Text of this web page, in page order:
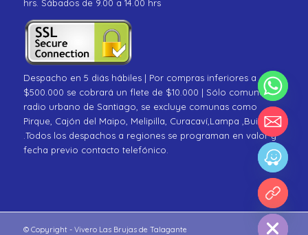
hrs. Sábados de 9.00 a 14.00 hrs
Despacho en 5 diás hábiles | Por compras inferiores a
$500.000 se cobrará un flete de $10.000 | Sólo comunas de
radio urbano de Santiago, se excluye comunas como
Pirque, Cajón del Maipo, Melipilla, Curacaví,Lampa ,Buin
.Todos los despachos a regiones se programan en valor y
fecha previo contacto telefónico.
© Copyright - Vivero Las Brujas de Talagante
Hide
chaty